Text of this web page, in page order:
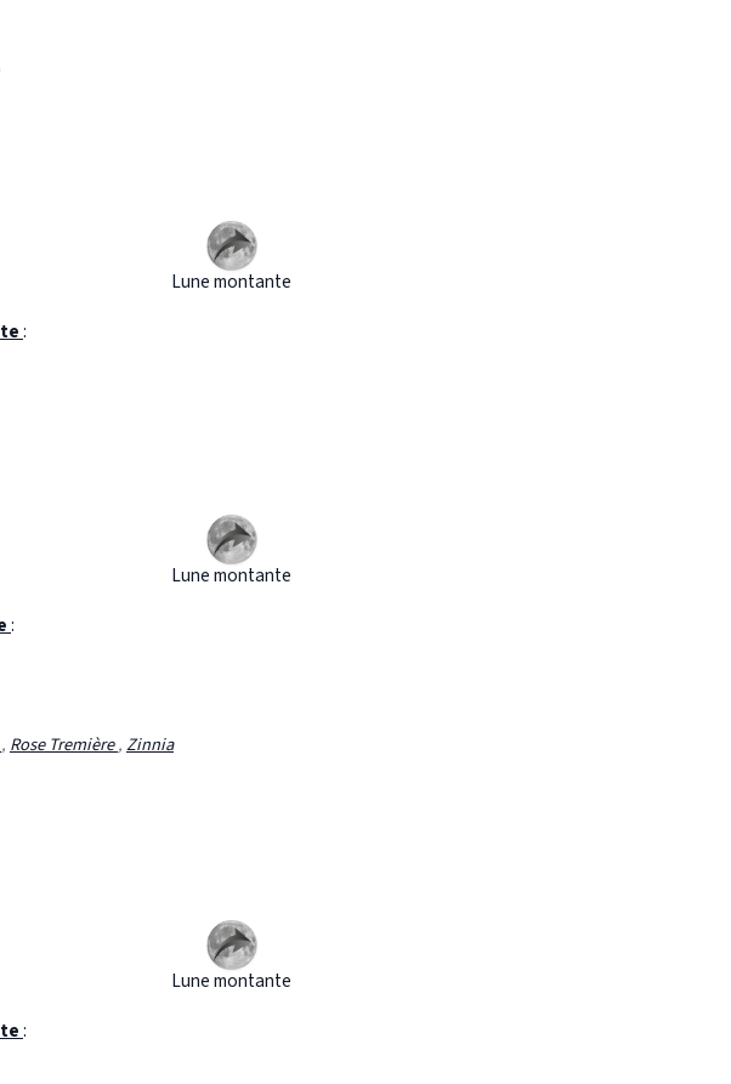
Lune montante
:
Lune montante
:
, Rose Tremière,Zinnia
Lune montante
: